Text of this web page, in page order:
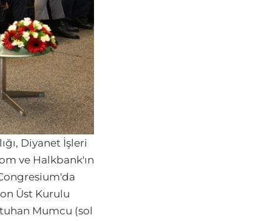
Diyanet İşleri
ve Halkbank'ın
Üst Kurulu
Mumcu (sol